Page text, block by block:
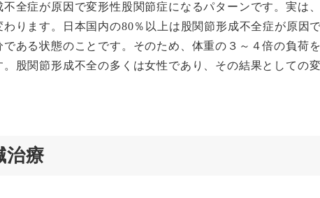
全症が原因で変形性股関節症になるパターンです。実は
ります。日本国内の80％以上は股関節形成不全症が原因
ある状態のことです。そのため、体重の３～４倍の負荷
股関節形成不全の多くは女性であり、その結果としての
治療